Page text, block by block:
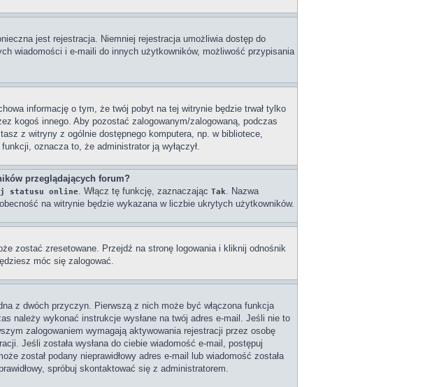
jest rejestracja. Niemniej rejestracja umożliwia dostęp do
wiadomości i e-maili do innych użytkowników, możliwość przypisania
informację o tym, że twój pobyt na tej witrynie będzie trwał tylko
kogoś innego. Aby pozostać zalogowanym/zalogowaną, podczas
z witryny z ogólnie dostępnego komputera, np. w bibliotece,
oznacza to, że administrator ją wyłączył.
przeglądających forum?
statusu online. Włącz tę funkcję, zaznaczając Tak. Nazwa
na witrynie będzie wykazana w liczbie ukrytych użytkowników.
zostać zresetowane. Przejdź na stronę logowania i kliknij odnośnik
móc się zalogować.
z dwóch przyczyn. Pierwszą z nich może być włączona funkcja
należy wykonać instrukcje wysłane na twój adres e-mail. Jeśli nie to
zalogowaniem wymagają aktywowania rejestracji przez osobę
Jeśli została wysłana do ciebie wiadomość e-mail, postępuj
został podany nieprawidłowy adres e-mail lub wiadomość została
spróbuj skontaktować się z administratorem.